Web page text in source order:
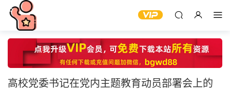
高校党委书记在党内主题教育动员部署会上的